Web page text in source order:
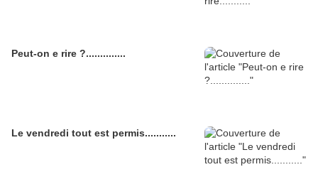
Peut-on e rire ?..............
Le vendredi tout est permis...........